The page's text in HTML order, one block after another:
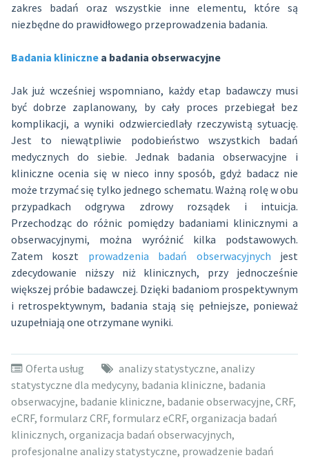
zakres badań oraz wszystkie inne elementu, które są
niezbędne do prawidłowego przeprowadzenia badania.
Badania klinicznea badania obserwacyjne
Jak już wcześniej wspomniano, każdy etap badawczy musi
być dobrze zaplanowany, by cały proces przebiegał bez
komplikacji, a wyniki odzwierciedlały rzeczywistą sytuację.
Jest to niewątpliwie podobieństwo wszystkich badań
medycznych do siebie. Jednak badania obserwacyjne i
kliniczne ocenia się w nieco inny sposób, gdyż badacz nie
może trzymać się tylko jednego schematu. Ważną rolę w obu
przypadkach odgrywa zdrowy rozsądek i intuicja.
Przechodząc do różnic pomiędzy badaniami klinicznymi a
obserwacyjnymi, można wyróżnić kilka podstawowych.
Zatem koszt prowadzenia badań obserwacyjnych jest
zdecydowanie niższy niż klinicznych, przy jednocześnie
większej próbie badawczej. Dzięki badaniom prospektywnym
i retrospektywnym, badania stają się pełniejsze, ponieważ
uzupełniają one otrzymane wyniki.
Oferta usług analizy statystyczne, analizy
statystyczne dla medycyny, badania kliniczne, badania
obserwacyjne, badanie kliniczne, badanie obserwacyjne, CRF,
eCRF, formularz CRF, formularz eCRF, organizacja badań
klinicznych, organizacja badań obserwacyjnych,
profesjonalne analizy statystyczne, prowadzenie badań